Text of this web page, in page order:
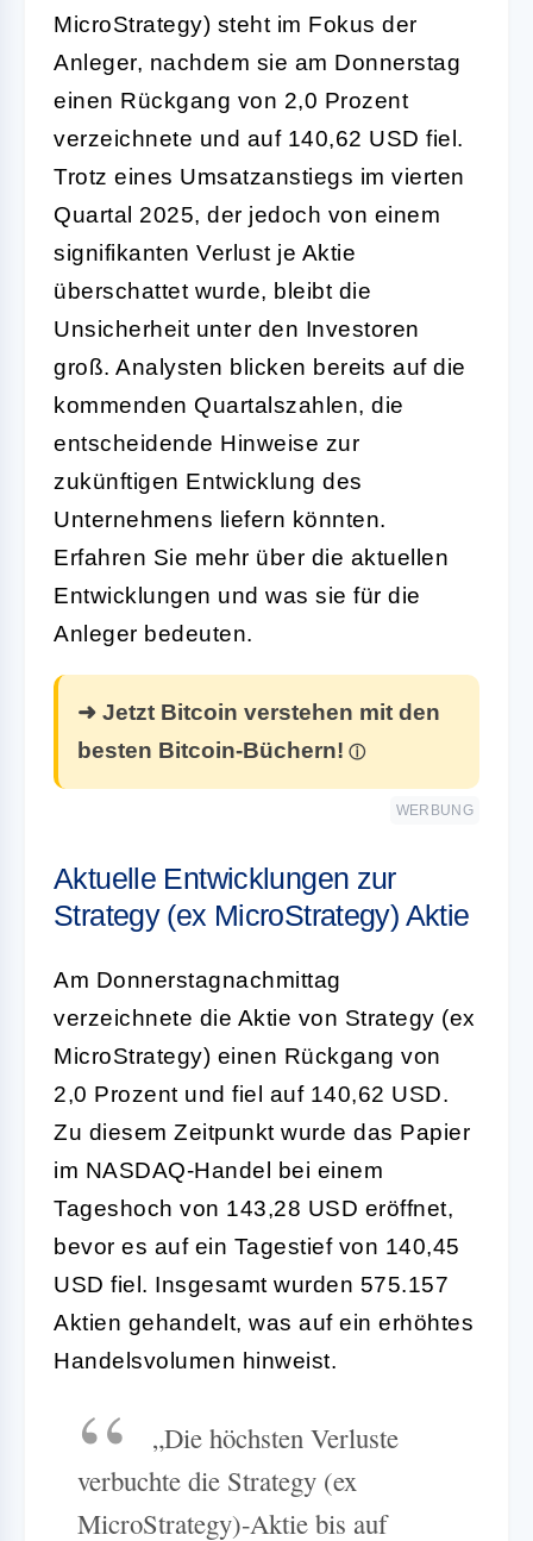
MicroStrategy) steht im Fokus der
Anleger, nachdem sie am Donnerstag
einen Rückgang von 2,0 Prozent
verzeichnete und auf 140,62 USD fiel.
Trotz eines Umsatzanstiegs im vierten
Quartal 2025, der jedoch von einem
signifikanten Verlust je Aktie
überschattet wurde, bleibt die
Unsicherheit unter den Investoren
groß. Analysten blicken bereits auf die
kommenden Quartalszahlen, die
entscheidende Hinweise zur
zukünftigen Entwicklung des
Unternehmens liefern könnten.
Erfahren Sie mehr über die aktuellen
Entwicklungen und was sie für die
Anleger bedeuten.
➜ Jetzt Bitcoin verstehen mit den
besten Bitcoin-Büchern!
WERBUNG
Aktuelle Entwicklungen zur
Strategy (ex MicroStrategy) Aktie
Am Donnerstagnachmittag
verzeichnete die Aktie von Strategy (ex
MicroStrategy) einen Rückgang von
2,0 Prozent und fiel auf 140,62 USD.
Zu diesem Zeitpunkt wurde das Papier
im NASDAQ-Handel bei einem
Tageshoch von 143,28 USD eröffnet,
bevor es auf ein Tagestief von 140,45
USD fiel. Insgesamt wurden 575.157
Aktien gehandelt, was auf ein erhöhtes
Handelsvolumen hinweist.
„Die höchsten Verluste
verbuchte die Strategy (ex
MicroStrategy)-Aktie bis auf